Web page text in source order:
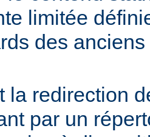
limitée
des
la redirection
par un